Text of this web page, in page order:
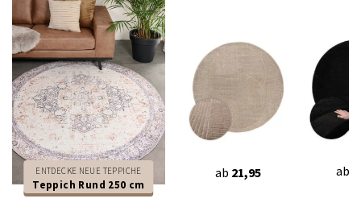
ENTDECKE NEUE TEPPICHE
Teppich Rund 250 cm
ab 21,95 ab